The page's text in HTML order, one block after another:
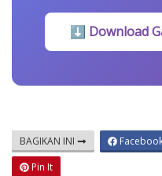
⬇ Download
BAGIKAN INI
Pin It